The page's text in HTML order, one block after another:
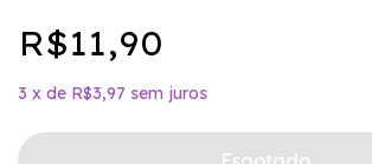
R$11,90
3 x de R$3,97 sem juros